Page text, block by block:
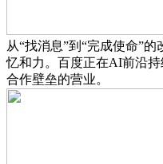
从“找消息”到“完成使命”
忆和力。百度正在AI前沿
合作壁垒的营业。